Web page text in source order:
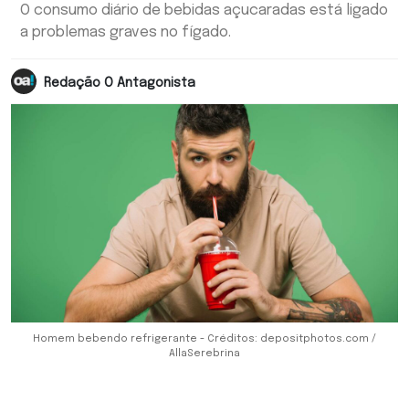
O consumo diário de bebidas açucaradas está ligado
a problemas graves no fígado.
Redação O Antagonista
Homem bebendo refrigerante - Créditos: depositphotos.com /
AllaSerebrina